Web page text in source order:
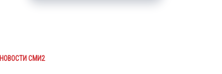
НОВОСТИ СМИ2